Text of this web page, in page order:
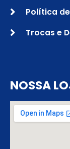
Política
Trocas e
NOSSA